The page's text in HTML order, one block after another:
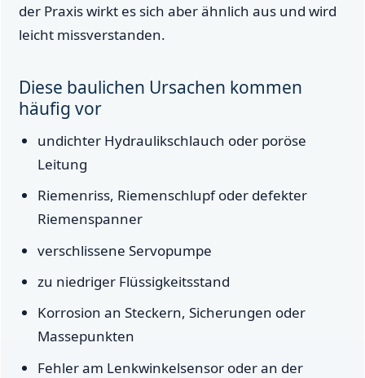
der Praxis wirkt es sich aber ähnlich aus und wird
leicht missverstanden.
Diese baulichen Ursachen kommen
häufig vor
undichter Hydraulikschlauch oder poröse
Leitung
Riemenriss, Riemenschlupf oder defekter
Riemenspanner
verschlissene Servopumpe
zu niedriger Flüssigkeitsstand
Korrosion an Steckern, Sicherungen oder
Massepunkten
Fehler am Lenkwinkelsensor oder an der